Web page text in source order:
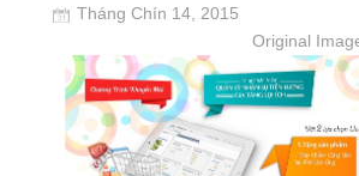
Tháng Chín 14, 2015
Original